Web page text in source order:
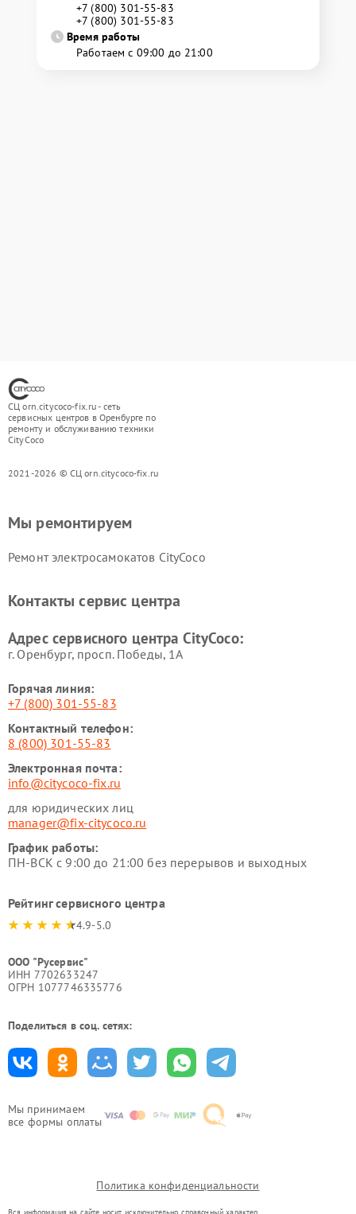
+7 (800) 301-55-83
+7 (800) 301-55-83
Время работы
Работаем с 09:00 до 21:00
СЦ orn.citycoco-fix.ru - сеть
сервисных центров в Оренбурге по
ремонту и обслуживанию техники
CityCoco
2021-2026 © СЦ orn.citycoco-fix.ru
Мы принимаем
все формы оплаты
Мы ремонтируем
Ремонт электросамокатов CityCoco
Контакты сервис центра
Адрес сервисного центра CityCoco:
г. Оренбург, просп. Победы, 1А
Горячая линия:
+7 (800) 301-55-83
Контактный телефон:
8 (800) 301-55-83
Электронная почта:
info@citycoco-fix.ru
для юридических лиц
manager@fix-citycoco.ru
График работы:
ПН-ВСК с 9:00 до 21:00 без перерывов и выходных
Рейтинг сервисного центра
4.9-5.0
ООО "Русервис"
ИНН 7702633247
ОГРН 1077746335776
Поделиться в соц. сетях:
Политика конфиденциальности